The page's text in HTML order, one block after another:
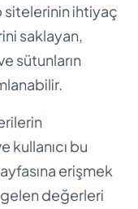
sitelerinin ihtiyaç
saklayan,
sütunların
kullanıcı bu
erişmek
gelen değerleri